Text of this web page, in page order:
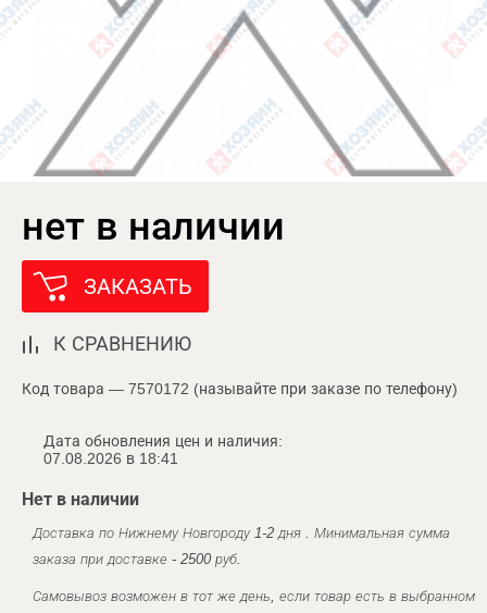
нет в наличии
ЗАКАЗАТЬ
К СРАВНЕНИЮ
Код товара — 7570172 (называйте при заказе по телефону)
Дата обновления цен и наличия:
07.08.2026 в 18:41
Нет в наличии
Доставка по Нижнему Новгороду 1-2 дня . Минимальная сумма
заказа при доставке - 2500 руб.
Самовывоз возможен в тот же день, если товар есть в выбранном